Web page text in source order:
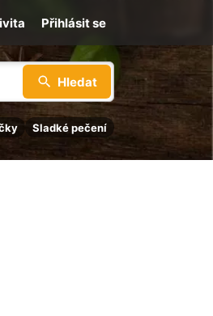
Hledat
Sladké pečení
Přihlásit se